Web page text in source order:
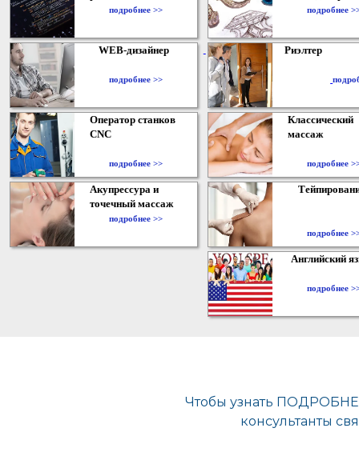
подробнее >> подробнее
WEB-дизайнер
подробнее >>
Риэлтер
Оператор станков
CNC
подробнее >>
Классический
массаж
подробнее
Акупрессура и
точечный массаж
подробнее >>
подробнее
Английский
подробнее